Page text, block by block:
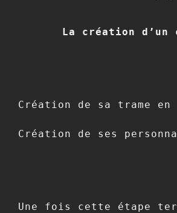
La création d’un
Création de sa trame
Création de ses
Une fois cette étape